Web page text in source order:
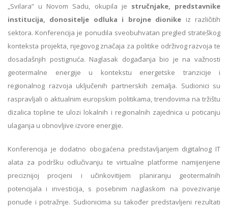
„Svilara” u Novom Sadu, okupila je stručnjake, predstavnike
institucija, donositelje odluka i brojne dionike iz različitih
sektora. Konferencija je ponudila sveobuhvatan pregled strateškog
konteksta projekta, njegovog značaja za politike održivog razvoja te
dosadašnjih postignuća. Naglasak događanja bio je na važnosti
geotermalne energije u kontekstu energetske tranzicije i
regionalnog razvoja uključenih partnerskih zemalja. Sudionici su
raspravljali o aktualnim europskim politikama, trendovima na tržištu
dizalica topline te ulozi lokalnih i regionalnih zajednica u poticanju
ulaganja u obnovljive izvore energije.
Konferencija je dodatno obogaćena predstavljanjem digitalnog IT
alata za podršku odlučivanju te virtualne platforme namijenjene
preciznijoj procjeni i učinkovitijem planiranju geotermalnih
potencijala i investicija, s posebnim naglaskom na povezivanje
ponude i potražnje. Sudionicima su također predstavljeni rezultati